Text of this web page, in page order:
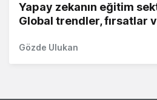
Yapay zekanın eğitim
Global trendler, fırsatlar
Gözde Ulukan